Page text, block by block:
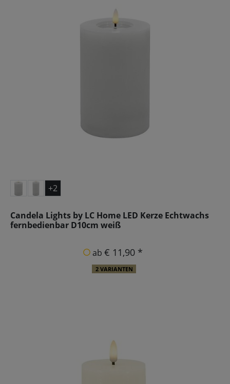
+2
Candela Lights by LC Home LED Kerze Echtwachs
fernbedienbar D10cm weiß
ab € 11,90 *
2 VARIANTEN